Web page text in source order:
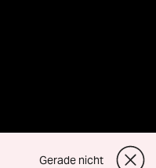
Gerade nicht